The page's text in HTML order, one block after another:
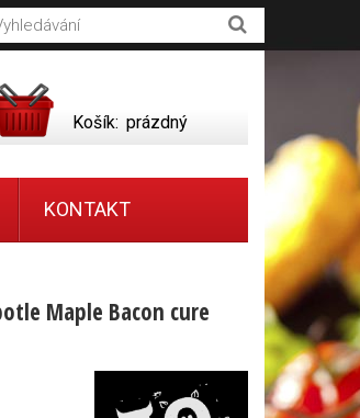
Maple Bacon cure
Košík: prázdný
KONTAKT